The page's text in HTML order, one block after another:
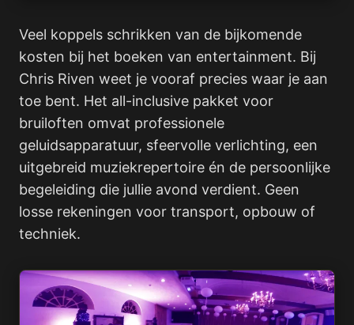
Veel koppels schrikken van de bijkomende
kosten bij het boeken van entertainment. Bij
Chris Riven weet je vooraf precies waar je aan
toe bent. Het all-inclusive pakket voor
bruiloften omvat professionele
geluidsapparatuur, sfeervolle verlichting, een
uitgebreid muziekrepertoire én de persoonlijke
begeleiding die jullie avond verdient. Geen
losse rekeningen voor transport, opbouw of
techniek.